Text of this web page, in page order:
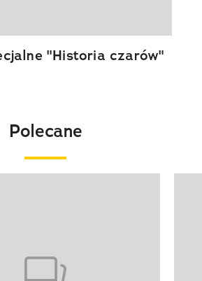
"Historia czarów"
Polecane